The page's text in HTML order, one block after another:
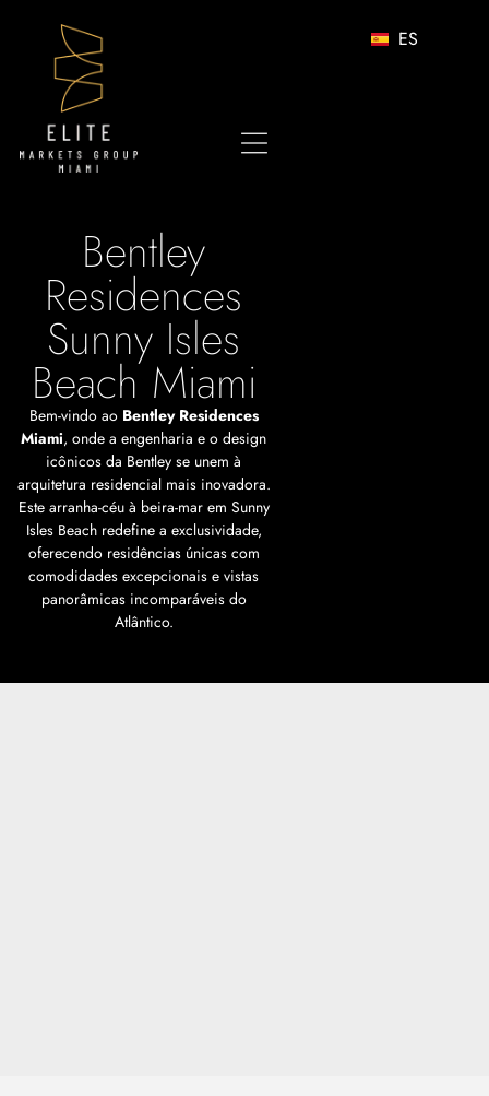
ES
Bentley
Residences
Sunny Isles
Beach Miami
Bem-vindo ao Bentley Residences
Miami, onde a engenharia e o design
icônicos da Bentley se unem à
arquitetura residencial mais inovadora.
Este arranha-céu à beira-mar em Sunny
Isles Beach redefine a exclusividade,
oferecendo residências únicas com
comodidades excepcionais e vistas
panorâmicas incomparáveis ​​do
Atlântico.